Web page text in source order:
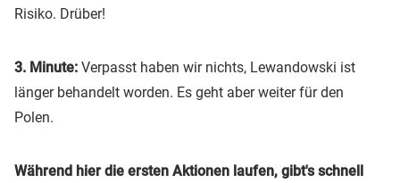
Risiko. Drüber!
3. Minute: Verpasst haben wir nichts, Lewandowski ist
länger behandelt worden. Es geht aber weiter für den
Polen.
Während hier die ersten Aktionen laufen, gibt's schnell